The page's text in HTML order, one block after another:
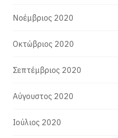
Νοέμβριος 2020
Οκτώβριος 2020
Σεπτέμβριος 2020
Αύγουστος 2020
Ιούλιος 2020